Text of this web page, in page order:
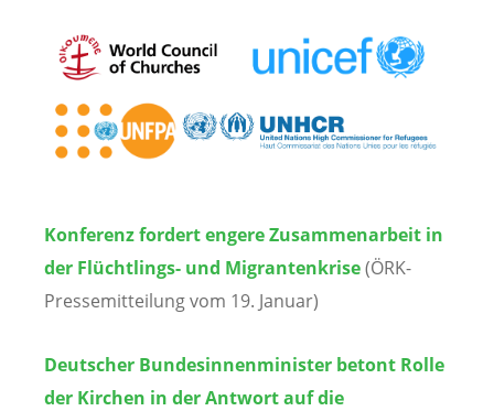
Konferenz fordert engere Zusammenarbeit in
der Flüchtlings- und Migrantenkrise(ÖRK-
Pressemitteilung vom 19. Januar)
Deutscher Bundesinnenminister betont Rolle
der Kirchen in der Antwort auf die